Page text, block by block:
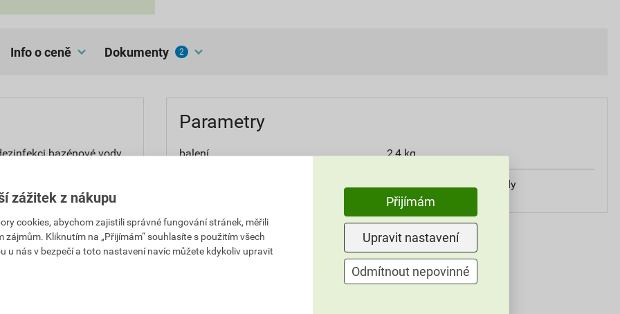
Info o ceně dokumenty 2
bazénové vody,
a zajištění stabilizace
způsobem.
Parametry
balení 2,4 kg
1–2 tablety na 30 m³ vody
zážitek z nákupu
cookies, abychom zajistili správné fungování stránek, měřili
Kliknutím na „Přijímám“ souhlasíte s použitím všech
u nás v bezpečí a toto nastavení navíc můžete kdykoliv upravit
Přijímám
Upravit nastavení
Odmítnout nepovinné